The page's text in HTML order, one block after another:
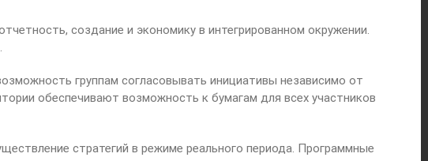
создание и экономику в интегрированном окружении.
группам согласовывать инициативы независимо от
обеспечивают возможность к бумагам для всех участников
стратегий в режиме реального периода. Программные